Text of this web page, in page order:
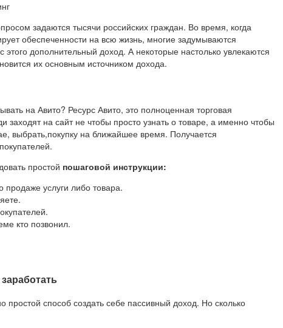
задаются тысячи российских граждан. Во время, когда
обеспеченности на всю жизнь, многие задумываются
этого дополнительный доход. А некоторые настолько увлекаются
их основным источником дохода.
на Авито? Ресурс Авито, это полноценная торговая
заходят на сайт не чтобы просто узнать о товаре, а именно чтобы
выбрать,покупку на ближайшее время. Получается
простой пошаговой инструкции:
услуги либо товара.
кто позвонил.
простой способ создать себе пассивный доход. Но сколько